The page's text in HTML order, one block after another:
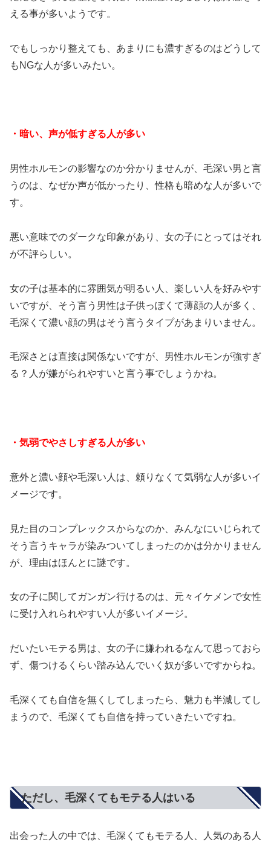
える事が多いようです。
でもしっかり整えても、あまりにも濃すぎるのはどうして
もNGな人が多いみたい。
・暗い、声が低すぎる人が多い
男性ホルモンの影響なのか分かりませんが、毛深い男と言
うのは、なぜか声が低かったり、性格も暗めな人が多いで
す。
悪い意味でのダークな印象があり、女の子にとってはそれ
が不評らしい。
女の子は基本的に雰囲気が明るい人、楽しい人を好みやす
いですが、そう言う男性は子供っぽくて薄顔の人が多く、
毛深くて濃い顔の男はそう言うタイプがあまりいません。
毛深さとは直接は関係ないですが、男性ホルモンが強すぎ
る？人が嫌がられやすいと言う事でしょうかね。
・気弱でやさしすぎる人が多い
意外と濃い顔や毛深い人は、頼りなくて気弱な人が多いイ
メージです。
見た目のコンプレックスからなのか、みんなにいじられて
そう言うキャラが染みついてしまったのかは分かりません
が、理由はほんとに謎です。
女の子に関してガンガン行けるのは、元々イケメンで女性
に受け入れられやすい人が多いイメージ。
だいたいモテる男は、女の子に嫌われるなんて思っておら
ず、傷つけるくらい踏み込んでいく奴が多いですからね。
毛深くても自信を無くしてしまったら、魅力も半減してし
まうので、毛深くても自信を持っていきたいですね。
ただし、毛深くてもモテる人はいる
出会った人の中では、毛深くてもモテる人、人気のある人